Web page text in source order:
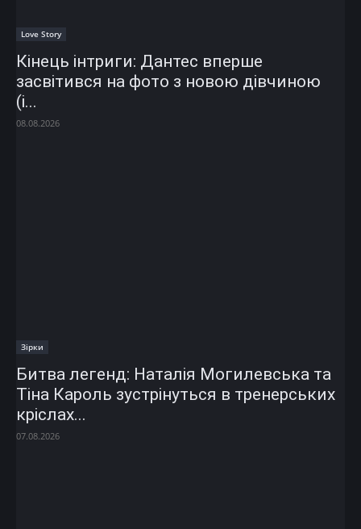
Love Story
Кінець інтриги: Дантес вперше
засвітився на фото з новою дівчиною
(і...
08.08.2026
Зірки
Битва легенд: Наталія Могилевська та
Тіна Кароль зустрінуться в тренерських
кріслах...
07.08.2026